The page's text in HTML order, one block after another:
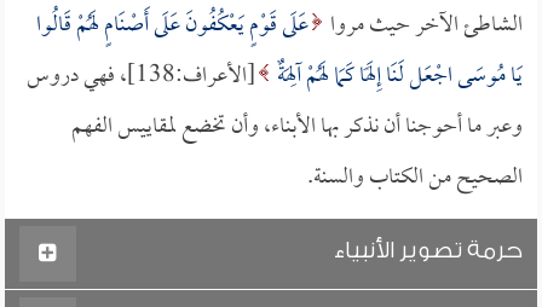
الشاطئ الآخر حيث مروا عَلَى قَوْمٍ يَعْكُفُونَ عَلَى أَصْنَامٍ لَهُمْ قَالُوا
يَا مُوسَى اجْعَل لَنَا إِلَهًا كَمَا لَهُمْ آلِهَةٌ
[الأعراف:138]، فهي دروس
وعبر ما أحوجنا أن نذكر بها الأبناء، وأن تخضع لمقاييس الفهم
الصحيح من الكتاب والسنة.
حرمة تصوير الأنبياء